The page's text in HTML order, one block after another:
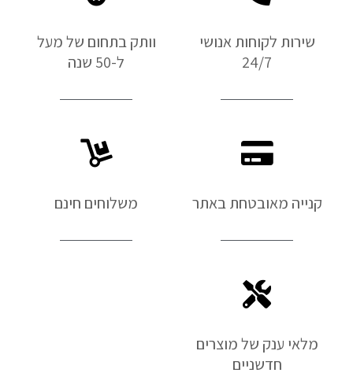
שירות לקוחות אנושי
24/7
וותק בתחום של מעל
ל-50 שנה
קנייה מאובטחת באתר משלוחים חינם
מלאי ענק של מוצרים
חדשניים